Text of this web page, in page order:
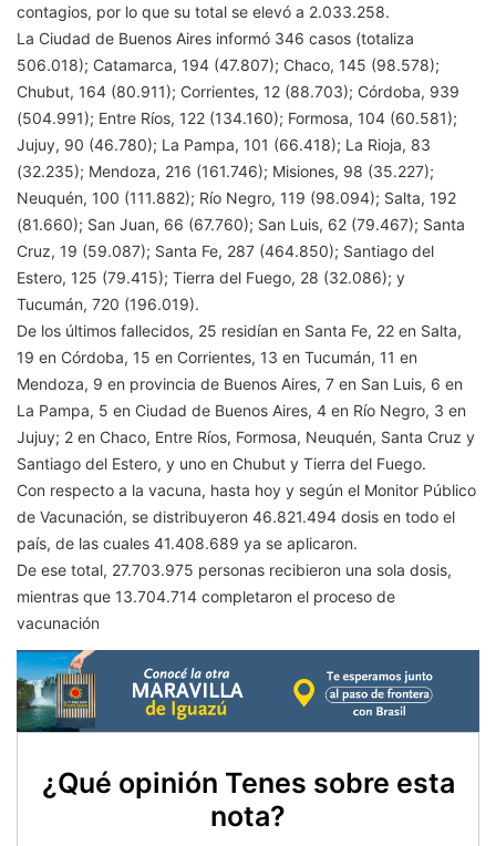
contagios, por lo que su total se elevó a 2.033.258.
La Ciudad de Buenos Aires informó 346 casos (totaliza
506.018); Catamarca, 194 (47.807); Chaco, 145 (98.578);
Chubut, 164 (80.911); Corrientes, 12 (88.703); Córdoba, 939
(504.991); Entre Ríos, 122 (134.160); Formosa, 104 (60.581);
Jujuy, 90 (46.780); La Pampa, 101 (66.418); La Rioja, 83
(32.235); Mendoza, 216 (161.746); Misiones, 98 (35.227);
Neuquén, 100 (111.882); Río Negro, 119 (98.094); Salta, 192
(81.660); San Juan, 66 (67.760); San Luis, 62 (79.467); Santa
Cruz, 19 (59.087); Santa Fe, 287 (464.850); Santiago del
Estero, 125 (79.415); Tierra del Fuego, 28 (32.086); y
Tucumán, 720 (196.019).
De los últimos fallecidos, 25 residían en Santa Fe, 22 en Salta,
19 en Córdoba, 15 en Corrientes, 13 en Tucumán, 11 en
Mendoza, 9 en provincia de Buenos Aires, 7 en San Luis, 6 en
La Pampa, 5 en Ciudad de Buenos Aires, 4 en Río Negro, 3 en
Jujuy; 2 en Chaco, Entre Ríos, Formosa, Neuquén, Santa Cruz y
Santiago del Estero, y uno en Chubut y Tierra del Fuego.
Con respecto a la vacuna, hasta hoy y según el Monitor Público
de Vacunación, se distribuyeron 46.821.494 dosis en todo el
país, de las cuales 41.408.689 ya se aplicaron.
De ese total, 27.703.975 personas recibieron una sola dosis,
mientras que 13.704.714 completaron el proceso de
vacunación
¿Qué opinión Tenes sobre esta
nota?